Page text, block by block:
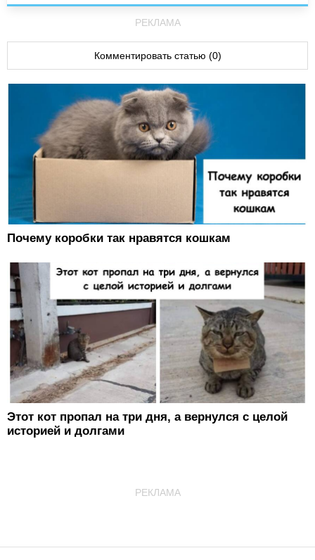
РЕКЛАМА
Комментировать статью (0)
Почему коробки так нравятся кошкам
Этот кот пропал на три дня, а вернулся с целой
историей и долгами
РЕКЛАМА